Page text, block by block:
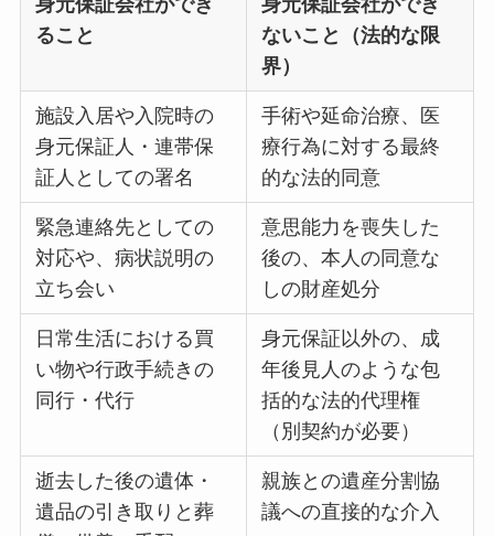
ること
ないこと（法的な限
界）
施設入居や入院時の
身元保証人・連帯保
証人としての署名
手術や延命治療、医
療行為に対する最終
的な法的同意
緊急連絡先としての
対応や、病状説明の
立ち会い
意思能力を喪失した
後の、本人の同意な
しの財産処分
日常生活における買
い物や行政手続きの
同行・代行
身元保証以外の、成
年後見人のような包
括的な法的代理権
（別契約が必要）
逝去した後の遺体・
遺品の引き取りと葬
親族との遺産分割協
議への直接的な介入